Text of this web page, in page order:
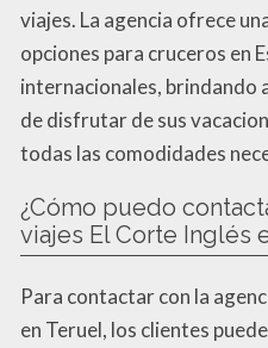
viajes. La agencia ofrece
opciones para cruceros en
internacionales, brindando
de disfrutar de sus
todas las comodidades
¿Cómo puedo
viajes El Corte Inglés
Para contactar con la
en Teruel, los clientes